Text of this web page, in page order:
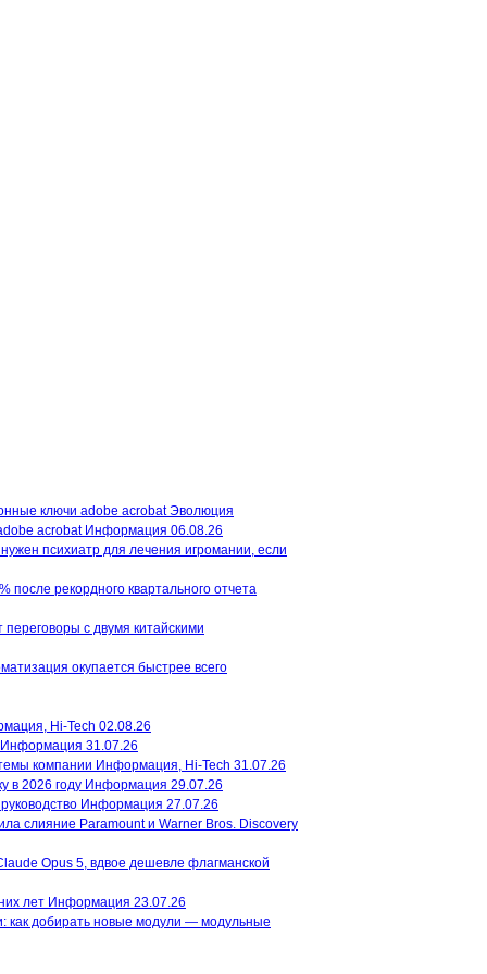
легендарной манги Dragon Ball,
дизайнер персонажей Dragon Quest
и...
самого началаNetflix объявил о
производство первых трех сезонов
аниме...
Эволюция
acrobat Информация 06.08.26
психиатр для лечения игромании, если
после рекордного квартального отчета
переговоры с двумя китайскими
окупается быстрее всего
Hi-Tech 02.08.26
Информация 31.07.26
компании Информация, Hi-Tech 31.07.26
в 2026 году Информация 29.07.26
Информация 27.07.26
слияние Paramount и Warner Bros. Discovery
Opus 5, вдвое дешевле флагманской
лет Информация 23.07.26
как добирать новые модули — модульные